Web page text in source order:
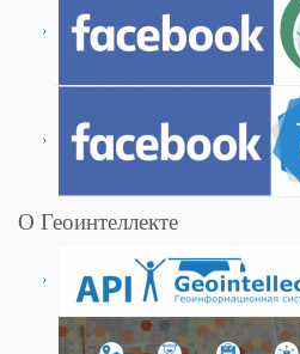
О Геоинтеллекте